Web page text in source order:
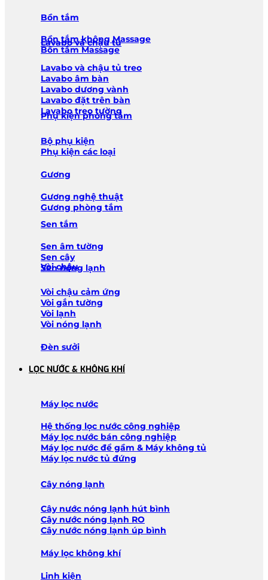
Bồn tắm
Bồn tắm không Massage
Bồn tắm Massage
Lavabo và chậu tủ
Lavabo và chậu tủ treo
Lavabo âm bàn
Lavabo dương vành
Lavabo đặt trên bàn
Lavabo treo tường
Phụ kiện phòng tắm
Bộ phụ kiện
Phụ kiện các loại
Gương
Gương nghệ thuật
Gương phòng tắm
Sen tắm
Sen âm tường
Sen cây
Sen nóng lạnh
Vòi chậu
Vòi chậu cảm ứng
Vòi gắn tường
Vòi lạnh
Vòi nóng lạnh
Đèn sưởi
LỌC NƯỚC & KHÔNG KHÍ
Máy lọc nước
Hệ thống lọc nước công nghiệp
Máy lọc nước bán công nghiệp
Máy lọc nước để gầm & Máy không tủ
Máy lọc nước tủ đứng
Cây nóng lạnh
Cây nước nóng lạnh hút bình
Cây nước nóng lạnh RO
Cây nước nóng lạnh úp bình
Máy lọc không khí
Linh kiện